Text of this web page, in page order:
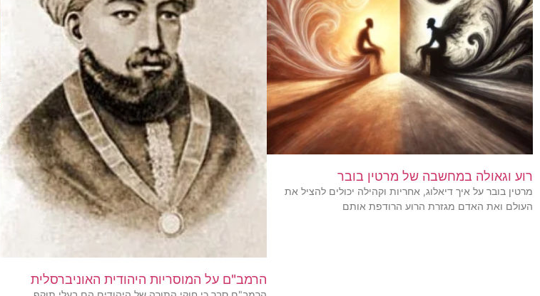
רוע וגאולה במחשבה של מרטין בובר
מרטין בובר על איך דיאלוג, אחריות וקהילה יכולים להציל את
העולם ואת האדם מגזרת הרוע הרודפת אותם
הרמב"ם על המוסריות היהודית האוניברסלית